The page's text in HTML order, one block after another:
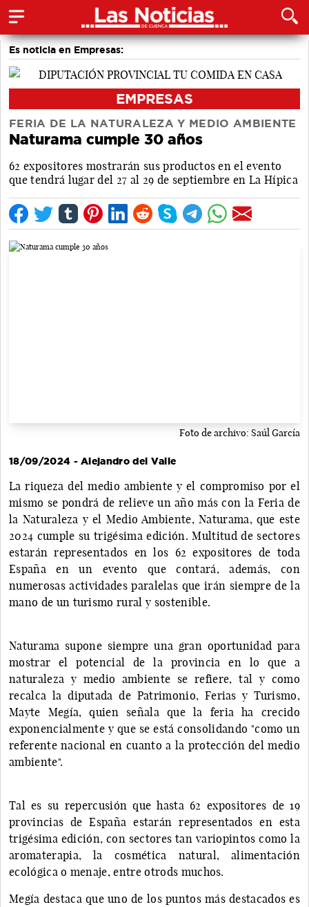
Es noticia en Empresas:
EMPRESAS
FERIA DE LA NATURALEZA Y MEDIO AMBIENTE
Naturama cumple 30 años
62 expositores mostrarán sus productos en el evento
que tendrá lugar del 27 al 29 de septiembre en La Hípica
Foto de archivo: Saúl García
18/09/2024 - Alejandro del Valle
La riqueza del medio ambiente y el compromiso por el
mismo se pondrá de relieve un año más con la Feria de
la Naturaleza y el Medio Ambiente, Naturama, que este
2024 cumple su trigésima edición. Multitud de sectores
estarán representados en los 62 expositores de toda
España en un evento que contará, además, con
numerosas actividades paralelas que irán siempre de la
mano de un turismo rural y sostenible.
Naturama supone siempre una gran oportunidad para
mostrar el potencial de la provincia en lo que a
naturaleza y medio ambiente se refiere, tal y como
recalca la diputada de Patrimonio, Ferias y Turismo,
Mayte Megía, quien señala que la feria ha crecido
exponencialmente y que se está consolidando "como un
referente nacional en cuanto a la protección del medio
ambiente".
Tal es su repercusión que hasta 62 expositores de 19
provincias de España estarán representados en esta
trigésima edición, con sectores tan variopintos como la
aromaterapia, la cosmética natural, alimentación
ecológica o menaje, entre otrods muchos.
Megía destaca que uno de los puntos más destacados es